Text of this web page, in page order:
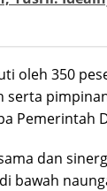
oleh 350
serta
Pemerintah
dan
bawah